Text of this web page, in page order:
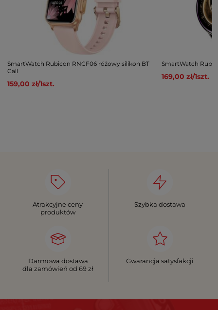
SmartWatch Rubicon RNCF06 różowy silikon BT
Call
159,00 zł/1szt.
SmartWatch
169,00 zł/1szt.
Atrakcyjne ceny
produktów
Szybka dostawa
Darmowa dostawa
dla zamówień od 69 zł
Gwarancja satysfakcji